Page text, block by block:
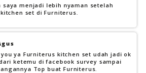
saya menjadi lebih nyaman setelah
set di Furniterus.
you ya Furniterus kitchen set udah jadi ok
ketemu di facebook survey sampai
Top buat Furniterus.